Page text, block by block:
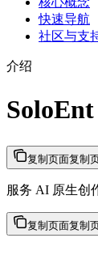
快速导航
社区与支
介绍
复制页面复制
服务 AI 原生创
复制页面复制